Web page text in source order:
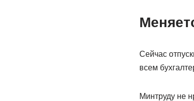
Сейчас
всем
Минтруду не